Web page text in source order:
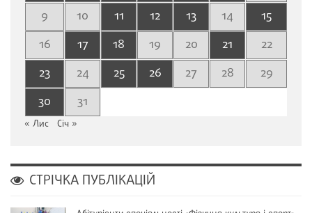
9
10 11 12 13 14
15
16
17 18 19 20 21
22
23
24 25 26 27 28
29
30
31
« Лис Січ »
СТРІЧКА ПУБЛІКАЦІЙ